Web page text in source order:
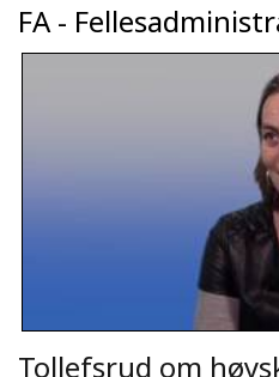
FA -
Tollefsrud om